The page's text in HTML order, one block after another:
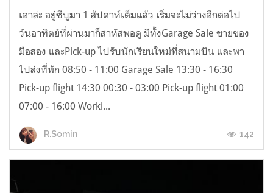
เอาล่ะ อยู่ซีบูมา 1 สัปดาห์เต็มแล้ว เริ่มจะไม่ว่างอีกต่อไป
วันอาทิตย์ที่ผ่านมาก็สาหัสพอดู มีทั้งGarage Sale ขายของ
มือสอง และPick-up ไปรับนักเรียนใหม่ที่สนามบิน และพา
ไปส่งที่พัก 08:50 - 11:00 Garage Sale 13:30 - 16:30
Pick-up flight 14:30 00:30 - 03:00 Pick-up flight 01:00
07:00 - 16:00 Worki...
R.Somin 142